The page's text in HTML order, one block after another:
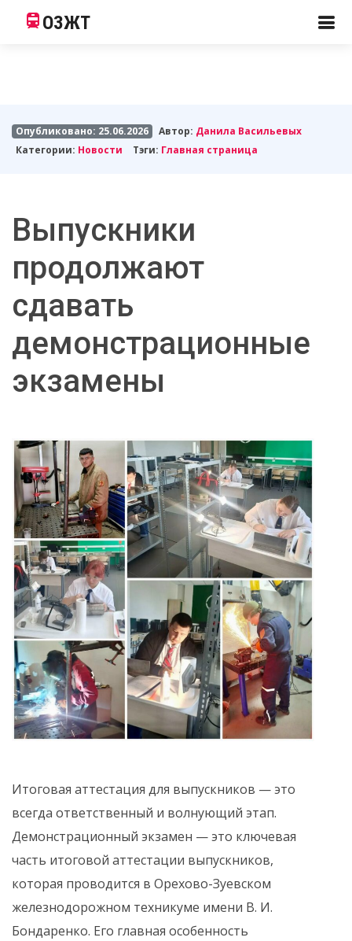
ОЗЖТ
Опубликовано: 25.06.2026 Автор: Данила Васильевых
Категории: Новости Тэги: Главная страница
Выпускники
продолжают
сдавать
демонстрационные
экзамены
Итоговая аттестация для выпускников — это
всегда ответственный и волнующий этап.
Демонстрационный экзамен — это ключевая
часть итоговой аттестации выпускников,
которая проводится в Орехово-Зуевском
железнодорожном техникуме имени В. И.
Бондаренко. Его главная особенность